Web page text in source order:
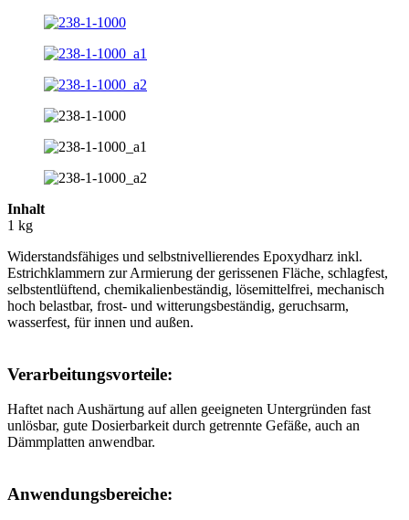
Inhalt
1 kg
Widerstandsfähiges und selbstnivellierendes Epoxydharz inkl.
Estrichklammern zur Armierung der gerissenen Fläche, schlagfest,
selbstentlüftend, chemikalienbeständig, lösemittelfrei, mechanisch
hoch belastbar, frost- und witterungsbeständig, geruchsarm,
wasserfest, für innen und außen.
Verarbeitungsvorteile:
Haftet nach Aushärtung auf allen geeigneten Untergründen fast
unlösbar, gute Dosierbarkeit durch getrennte Gefäße, auch an
Dämmplatten anwendbar.
Anwendungsbereiche: